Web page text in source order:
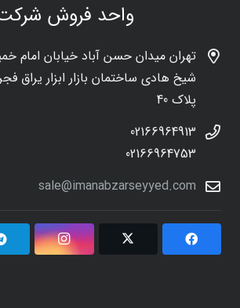
واحد فروش
تهران میدان حسن آباد خیابان امام
شیخ هادی ساختمان بازار ابزار یراق
پلاک 40
02166964913
02166964753
sale@imanabzarseyyed.com